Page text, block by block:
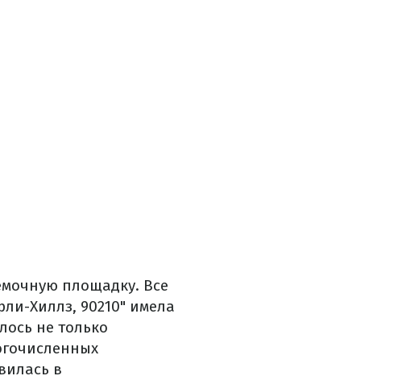
площадку. Все
Хиллз, 90210" имела
не только
в